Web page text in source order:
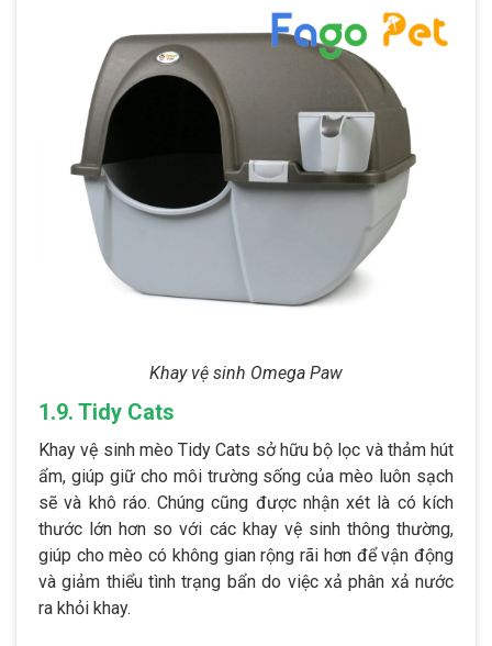
Khay vệ sinh Omega Paw
1.9. Tidy Cats
Khay vệ sinh mèo Tidy Cats sở hữu bộ lọc và thảm hút
ẩm, giúp giữ cho môi trường sống của mèo luôn sạch
sẽ và khô ráo. Chúng cũng được nhận xét là có kích
thước lớn hơn so với các khay vệ sinh thông thường,
giúp cho mèo có không gian rộng rãi hơn để vận động
và giảm thiểu tình trạng bẩn do việc xả phân xả nước
ra khỏi khay.